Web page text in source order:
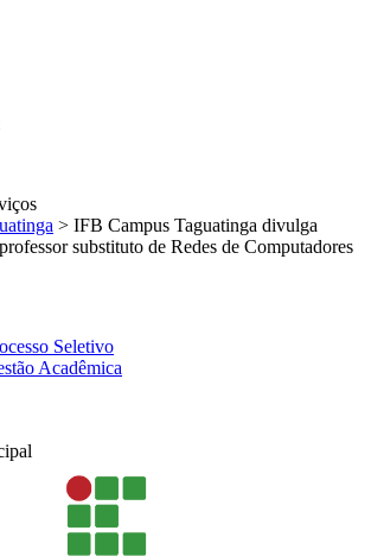
> IFB Campus Taguatinga divulga
substituto de Redes de Computadores
Seletivo
Acadêmica